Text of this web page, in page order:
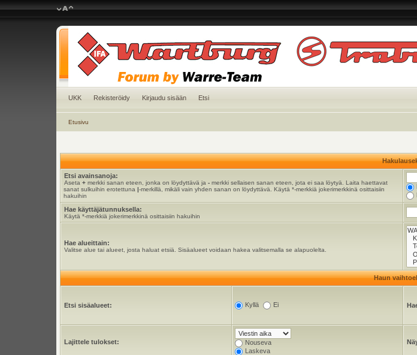
UKK Rekisteröidy Kirjaudu sisään Etsi
Etusivu
Etsi avainsanoja:
Aseta+ merkki sanan eteen, jonka on löydyttävä ja- merkki sellaisen sanan eteen, jota ei saa löytyä. Laita haettavat
sanat sulkuihin erotettuna|-merkillä, mikäli vain yhden sanan on löydyttävä. Käytä *-merkkiä jokerimerkkinä osittaisiin
hakuihin
Hae käyttäjätunnuksella:
Käytä *-merkkiä jokerimerkkinä osittaisiin hakuihin
Hae alueittain:
Valitse alue tai alueet, josta haluat etsiä. Sisäalueet voidaan hakea valitsemalla se alapuolelta.
Haun
Etsi sisäalueet: Kyllä Ei
Lajittele tulokset:
Nouseva
Laskeva